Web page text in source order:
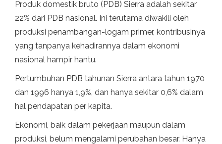
Produk domestik bruto (PDB) Sierra adalah sekitar
22% dari PDB nasional. Ini terutama diwakili oleh
produksi penambangan-logam primer, kontribusinya
yang tanpanya kehadirannya dalam ekonomi
nasional hampir hantu.
Pertumbuhan PDB tahunan Sierra antara tahun 1970
dan 1996 hanya 1,9%, dan hanya sekitar 0,6% dalam
hal pendapatan per kapita.
Ekonomi, baik dalam pekerjaan maupun dalam
produksi, belum mengalami perubahan besar. Hanya